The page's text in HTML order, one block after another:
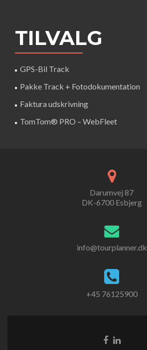
TILVALG
GPS-Bil Track
Pakke Track + Fotodokumentation
Faktura udskrivning
TomTom® PRO – WebFleet
Darumvej 87
DK-6700 Esbjerg
info@tourplanner.dk
+45 76125900
Facebook-
Linkedin-